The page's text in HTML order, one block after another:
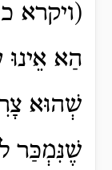
(ויקרא
הַא
שְׁהוּא
שֶׁנִּמְכַּר